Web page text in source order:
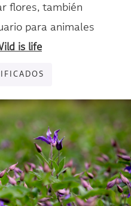
flores, también
para animales
is life